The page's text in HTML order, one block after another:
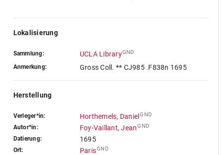
Lokalisierung
Sammlung: UCLA LibraryGND
Anmerkung: Gross Coll. ** CJ985 .F838n 1695
Herstellung
Verleger*in: Horthemels, Daniel GND
Autor*in: Foy-Vaillant, JeanGND
Datierung: 1695
Ort: ParisGND